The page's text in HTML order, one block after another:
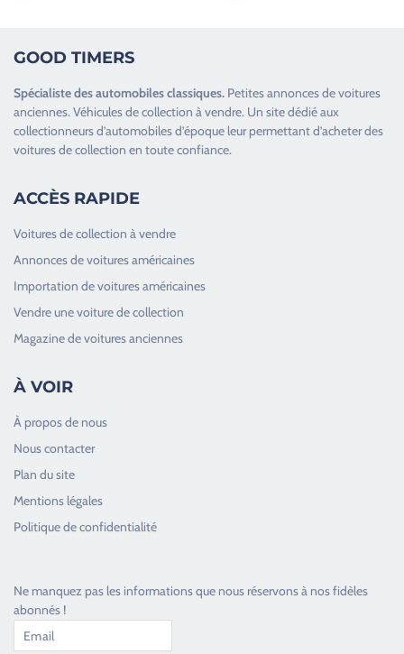
GOOD TIMERS
Spécialiste desautomobiles classiques. Petites annonces devoitures
anciennes.Véhicules de collection à vendre. Un site dédié aux
collectionneurs d’automobiles d’époque leur permettant d’acheter des
voitures de collection en toute confiance.
ACCÈS RAPIDE
Voitures de collection à vendre
Annonces de voitures américaines
Importation de voitures américaines
Vendre une voiture de collection
Magazine de voitures anciennes
À VOIR
À propos de nous
Nous contacter
Plan du site
Mentions légales
Politique de confidentialité
Ne manquez pas les informations que nous réservons à nos fidèles
abonnés !
Toujours heureux d'aider les passionnés